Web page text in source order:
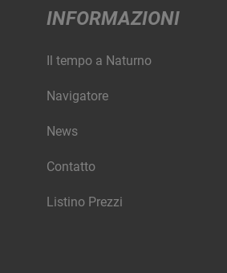
INFORMAZIONI
Il tempo a Naturno
Navigatore
News
Contatto
Listino Prezzi